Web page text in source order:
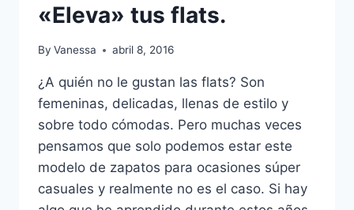
«Eleva» tus flats.
By Vanessa abril 8, 2016
¿A quién no le gustan las flats? Son
femeninas, delicadas, llenas de estilo y
sobre todo cómodas. Pero muchas veces
pensamos que solo podemos estar este
modelo de zapatos para ocasiones súper
casuales y realmente no es el caso. Si hay